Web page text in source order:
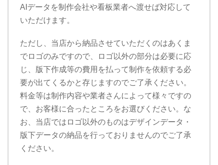
AIデータを制作会社や看板業者へ渡せば対応して
いただけます。
ただし、当店から納品させていただくのはあくま
でロゴのみですので、ロゴ以外の部分は必要に応
じ、版下作成等の費用を払って制作を依頼する必
要が出てくるかと存じますのでご了承ください。
料金等は制作内容や業者さんによって様々ですの
で、お客様に合ったところをお選びください。な
お、当店ではロゴ以外のものはデザインデータ・
版下データの納品を行っておりませんのでご了承
ください。